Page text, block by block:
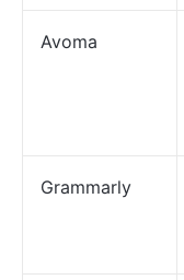
Avoma
Grammarly